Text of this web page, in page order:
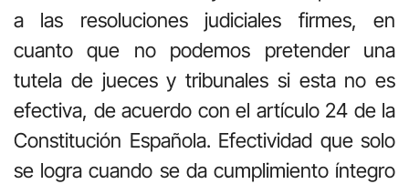
a las resoluciones judiciales firmes, en
cuanto que no podemos pretender una
tutela de jueces y tribunales si esta no es
efectiva, de acuerdo con el artículo 24 de la
Constitución Española. Efectividad que solo
se logra cuando se da cumplimiento íntegro